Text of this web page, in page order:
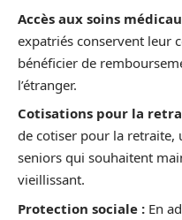
Accès aux soins
expatriés conservent leur
bénéficier de
l’étranger.
Cotisations pour la
de cotiser pour la retraite,
seniors qui souhaitent
vieillissant.
Protection sociale : En